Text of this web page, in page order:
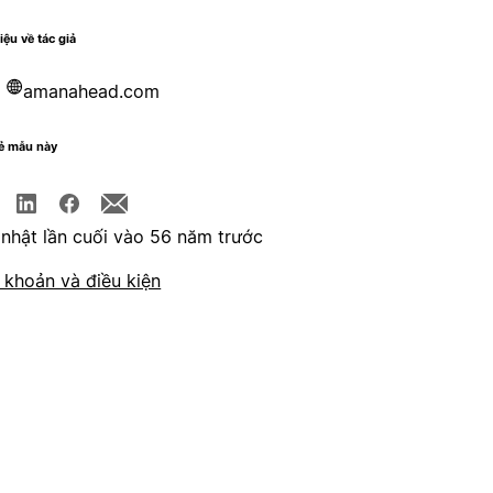
về tác giả
amanahead.com
mẫu này
lần cuối vào 56 năm trước
và điều kiện